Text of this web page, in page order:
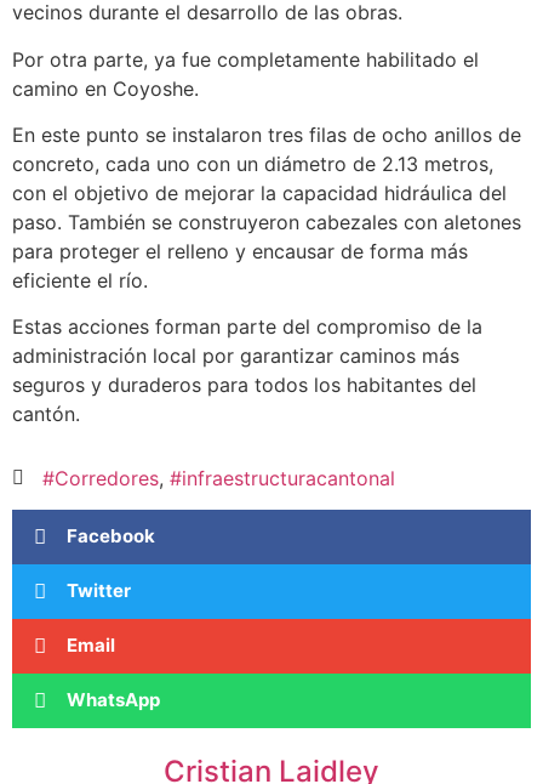
vecinos durante el desarrollo de las obras.
Por otra parte, ya fue completamente habilitado el
camino en Coyoshe.
En este punto se instalaron tres filas de ocho anillos de
concreto, cada uno con un diámetro de 2.13 metros,
con el objetivo de mejorar la capacidad hidráulica del
paso. También se construyeron cabezales con aletones
para proteger el relleno y encausar de forma más
eficiente el río.
Estas acciones forman parte del compromiso de la
administración local por garantizar caminos más
seguros y duraderos para todos los habitantes del
cantón.
#Corredores, #infraestructuracantonal
Facebook
Twitter
Email
WhatsApp
Cristian Laidley